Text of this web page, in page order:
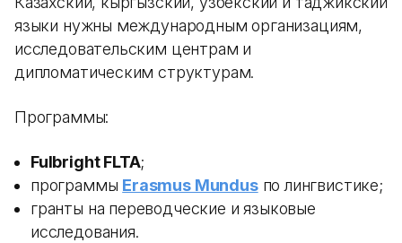
языки нужны международным организациям,
исследовательским центрам и
дипломатическим структурам.
Программы:
Fulbright FLTA;
программы Erasmus Mundusпо лингвистике;
гранты на переводческие и языковые
исследования.